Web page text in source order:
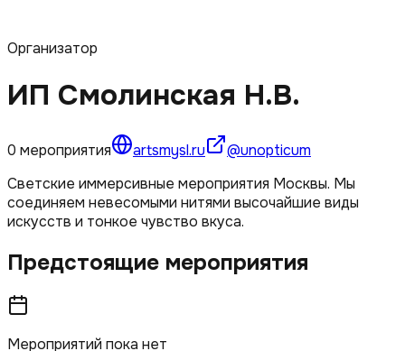
Организатор
ИП Смолинская Н.В.
0 мероприятия artsmysl.ru
@unopticum
Светские иммерсивные мероприятия Москвы. Мы
соединяем невесомыми нитями высочайшие виды
искусств и тонкое чувство вкуса.
Предстоящие мероприятия
Мероприятий пока нет